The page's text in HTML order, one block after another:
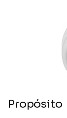
Propósito